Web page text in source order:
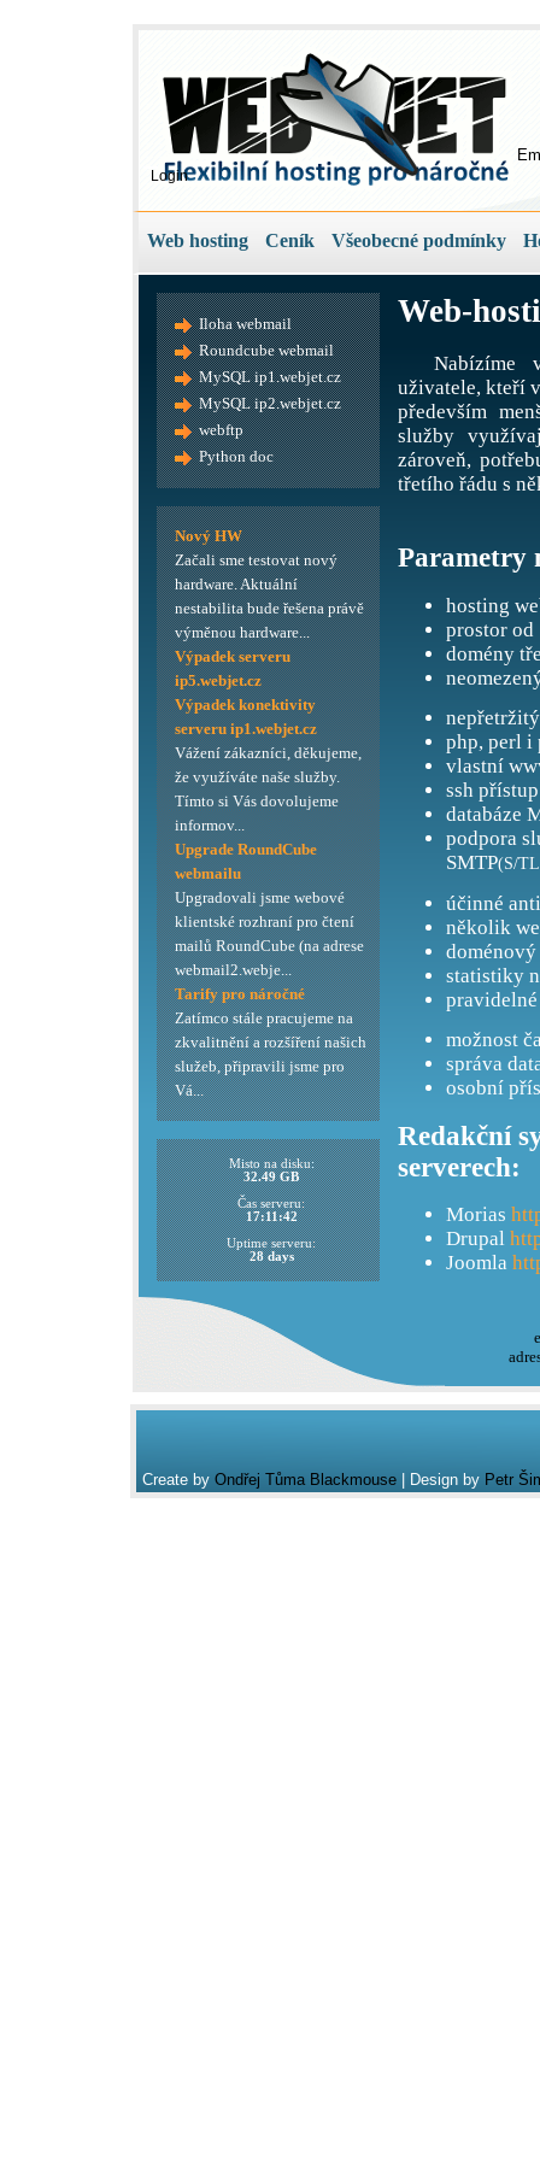
Login
Web hosting Ceník Všeobecné podmínky
Web-
Nabízíme
uživatele, kteří
především
služby
zároveň,
třetího řádu s
Parametry
hosting
prostor od
domény
php, perl i
vlastní
ssh přístup
databáze
podpora
SMTP(S/
účinné
několik
doménový
statistiky
možnost
správa
osobní
Redakční
serverech:
Morias
Drupal
Joomla
Iloha webmail
Roundcube webmail
MySQL ip1.webjet.cz
MySQL ip2.webjet.cz
webftp
Python doc
Nový HW
Začali sme testovat nový
hardware. Aktuální
nestabilita bude řešena právě
výměnou hardware...
Výpadek serveru
ip5.webjet.cz
Výpadek konektivity
serveru ip1.webjet.cz
Vážení zákazníci, děkujeme,
že využíváte naše služby.
Tímto si Vás dovolujeme
informov...
Upgrade RoundCube
webmailu
Upgradovali jsme webové
klientské rozhraní pro čtení
mailů RoundCube (na adrese
webmail2.webje...
Tarify pro náročné
Zatímco stále pracujeme na
zkvalitnění a rozšíření našich
služeb, připravili jsme pro
Vá...
Misto na disku:
32.49 GB
Čas serveru:
17:11:42
Uptime serveru:
28 days
Create by Ondřej Tůma Blackmouse| Design by Petr